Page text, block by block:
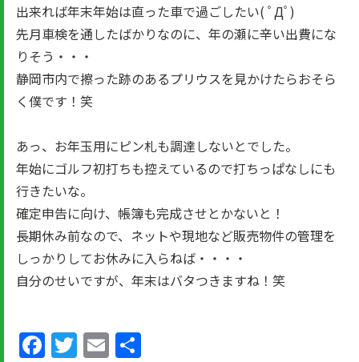
出来れば年末年始は直った車で過ごしたい( ﾟДﾟ)
先月車検を通したばかりなのに、年の瀬に辛い出費にな
りそう・・・
静岡市内で擦った跡のあるプリウスを見かけたらおそら
く僕です！笑
あっ、お年玉用にピン札も調達しないとでした。
年始にゴルフ初打ちも控えているので打ちっぱなしにも
行きたいな。
確定申告に向け、帳簿も完成させとかないと！
長期休み前なので、ネットや現地など販売物件の管理を
しっかりしてお休みに入らねば・・・・
自分のせいですが、年末はバタつきますね！笑
Facebook
Twitter
Email